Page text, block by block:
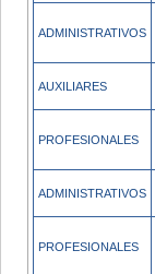
ADMINISTRATIVOS
AUXILIARES
PROFESIONALES
ADMINISTRATIVOS
PROFESIONALES